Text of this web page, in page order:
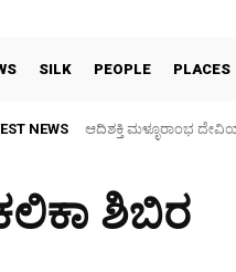
SILK PEOPLE PLACES
NEWSಆದಿಶಕ್ತಿ ಮಳ್ಳೂರಾಂಭ ದೇವಿಯ
30 ವರ್ಷಗಳ ಬಳಿಕ
ಶಿಬಿರ